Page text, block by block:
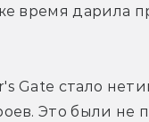
время дарила
Gate стало
Это были не